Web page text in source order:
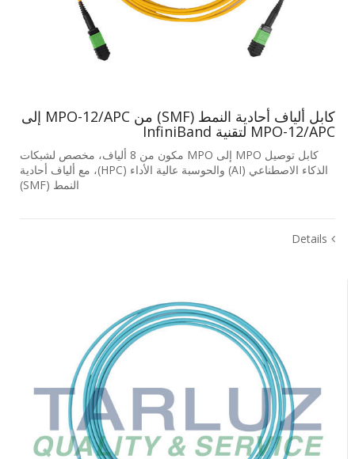
كابل ألياف أحادية النمط (SMF) من MPO-12/APC إلى
MPO-12/APC لتقنية InfiniBand
كابل توصيل MPO إلى MPO مكون من 8 ألياف، مخصص لشبكات
الذكاء الاصطناعي (AI) والحوسبة عالية الأداء (HPC)، مع ألياف أحادية
النمط (SMF)
Details